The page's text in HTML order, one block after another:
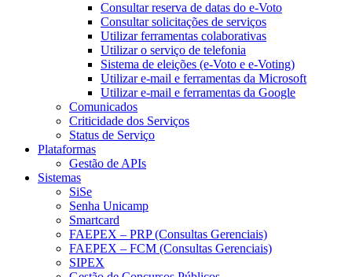
Consultar reserva de datas do e-Voto
Consultar solicitações de serviços
Utilizar ferramentas colaborativas
Utilizar o serviço de telefonia
Sistema de eleições (e-Voto e e-Voting)
Utilizar e-mail e ferramentas da Microsoft
Utilizar e-mail e ferramentas da Google
Comunicados
Criticidade dos Serviços
Status de Serviço
Plataformas
Gestão de APIs
Sistemas
SiSe
Senha Unicamp
Smartcard
FAEPEX – PRP (Consultas Gerenciais)
FAEPEX – FCM (Consultas Gerenciais)
SIPEX